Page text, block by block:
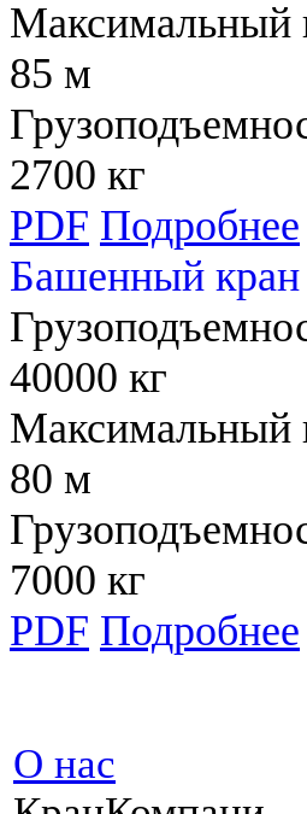
Максимальный
85 м
2700 кг
PDF Подробнее
Башенный
40000 кг
Максимальный
80 м
7000 кг
PDF Подробнее
О нас